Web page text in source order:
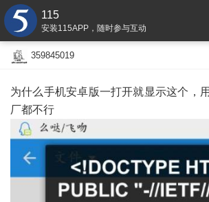
115
安装115APP，随时参与互动
359845019
为什么手机安卓版一打开就显示这个，
厂都不行